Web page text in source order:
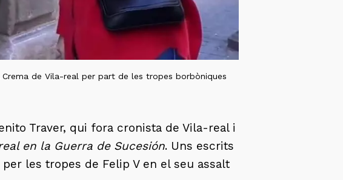
de Vila-real per part de les tropes borbòniques
Traver, qui fora cronista de Vila-real i
en la Guerra de Sucesión. Uns escrits
les tropes de Felip V en el seu assalt